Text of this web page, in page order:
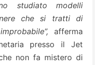
studiato modelli
che si tratti di
afferma
presso il Jet
non fa mistero di